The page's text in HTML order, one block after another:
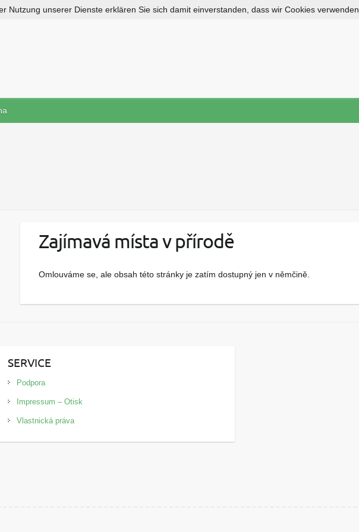
Zajímavá místa v přírodě
Omlouváme se, ale obsah této stránky je zatím dostupný jen v němčině.
SERVICE
Podpora
Impressum – Otisk
Vlastnická práva
Nutzung unserer Dienste erklären Sie sich damit einverstanden, dass wir Cookies verwenden.